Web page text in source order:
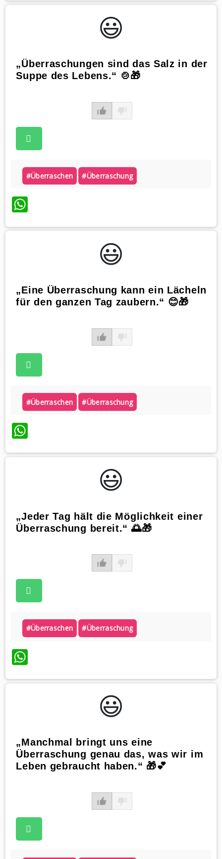
😃️
„Überraschungen sind das Salz in der
Suppe des Lebens.“ 🍲🎁
#überraschen #überraschung
WhatsApp
😃️
„Eine Überraschung kann ein Lächeln
für den ganzen Tag zaubern.“ 😊🎁
#überraschen #überraschung
WhatsApp
😃️
„Jeder Tag hält die Möglichkeit einer
Überraschung bereit.“ 🌅🎁
#überraschen #überraschung
WhatsApp
😃️
„Manchmal bringt uns eine
Überraschung genau das, was wir im
Leben gebraucht haben.“ 🎁💕